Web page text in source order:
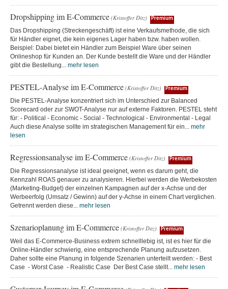
Dropshipping im E-Commerce (Kristoffer Ditz) Premium
Das Dropshipping (Streckengeschäft) ist eine Verkaufsmethode, die sich
für Händler eignet, die kein eigenes Lager haben bzw. haben wollen.
Beispiel: Dabei bietet ein Händler zum Beispiel Ware über seinen
Onlineshop für Kunden an. Der Kunde bestellt die Ware und der Händler
gibt die Bestellung... mehr lesen
PESTEL-Analyse im E-Commerce (Kristoffer Ditz) Premium
Die PESTEL-Analyse konzentriert sich im Unterschied zur Balanced
Scorecard oder zur SWOT-Analyse nur auf externe Faktoren. PESTEL steht
für: - Political - Economic - Social - Technological - Environmental - Legal
Auch diese Analyse sollte im strategischen Management für ein... mehr
lesen
Regressionsanalyse im E-Commerce (Kristoffer Ditz) Premium
Die Regressionsanalyse ist ideal geeignet, wenn es darum geht, die
Kennzahl ROAS genauer zu analysieren. Hierbei werden die Werbekosten
(Marketing-Budget) der einzelnen Kampagnen auf der x-Achse und der
Werbeerfolg (Umsatz / Gewinn) auf der y-Achse in einem Chart verglichen.
Getrennt werden diese... mehr lesen
Szenarioplanung im E-Commerce (Kristoffer Ditz) Premium
Weil das E-Commerce-Business extrem schnelllebig ist, ist es hier für die
Online-Händler schwierig, eine entsprechende Planung aufzusetzen.
Daher sollte eine Planung in folgende Szenarien unterteilt werden: - Best
Case - Worst Case - Realistic Case Der Best Case stellt... mehr lesen